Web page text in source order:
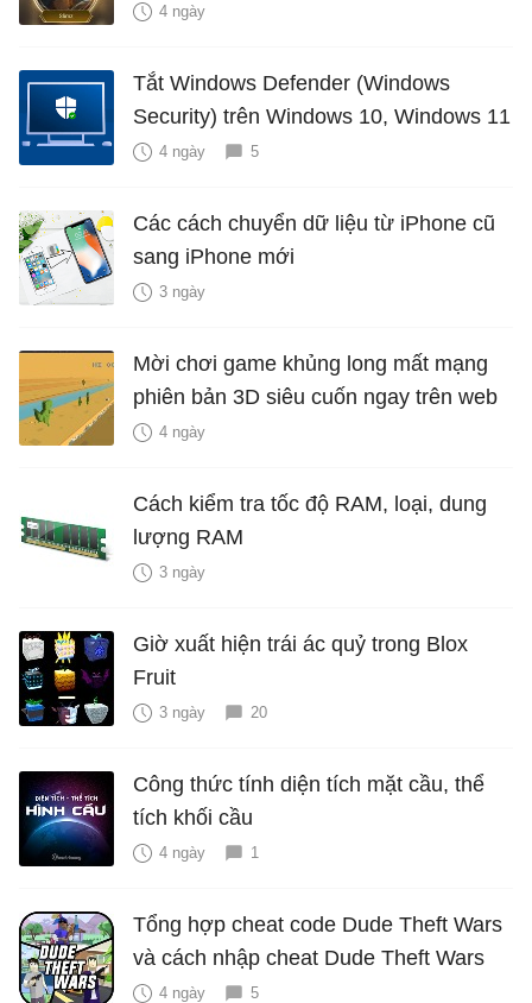
4 ngày
Tắt Windows Defender (Windows
Security) trên Windows 10, Windows 11
4 ngày 5
Các cách chuyển dữ liệu từ iPhone cũ
sang iPhone mới
3 ngày
Mời chơi game khủng long mất mạng
phiên bản 3D siêu cuốn ngay trên web
4 ngày
Cách kiểm tra tốc độ RAM, loại, dung
lượng RAM
3 ngày
Giờ xuất hiện trái ác quỷ trong Blox
Fruit
3 ngày 20
Công thức tính diện tích mặt cầu, thể
tích khối cầu
4 ngày 1
Tổng hợp cheat code Dude Theft Wars
và cách nhập cheat Dude Theft Wars
4 ngày 5